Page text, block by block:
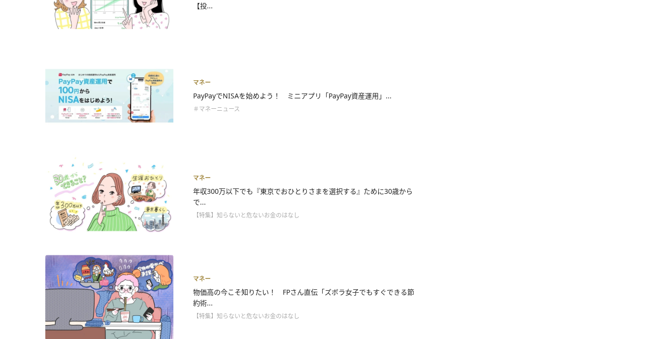
【投...
マネー
PayPayでNISAを始めよう！ ミニアプリ「PayPay資産運用」...
＃マネーニュース
マネー
年収300万以下でも『東京でおひとりさまを選択する』ために30歳から
で...
【特集】知らないと危ないお金のはなし
マネー
物価高の今こそ知りたい！ FPさん直伝「ズボラ女子でもすぐできる節
約術...
【特集】知らないと危ないお金のはなし